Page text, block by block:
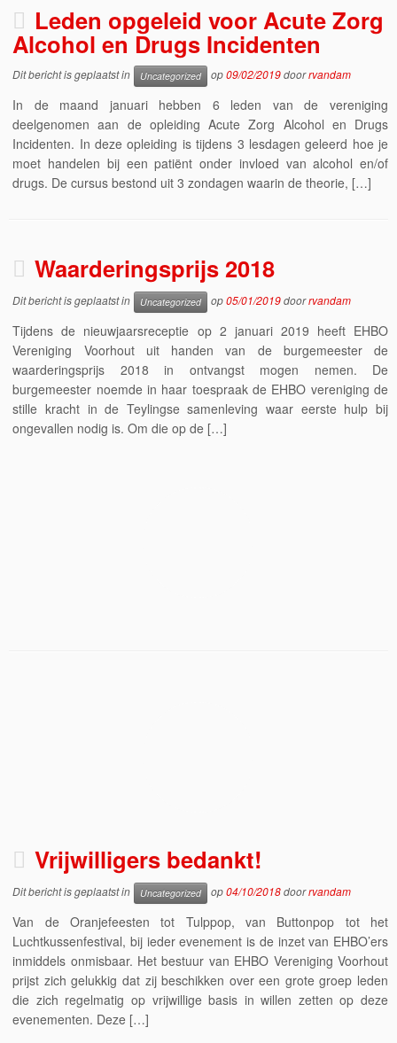
Leden opgeleid voor Acute Zorg
Alcohol en Drugs Incidenten
Dit bericht is geplaatst in Uncategorized op09/02/2019doorrvandam
In de maand januari hebben 6 leden van de vereniging
deelgenomen aan de opleiding Acute Zorg Alcohol en Drugs
Incidenten. In deze opleiding is tijdens 3 lesdagen geleerd hoe je
moet handelen bij een patiënt onder invloed van alcohol en/of
drugs. De cursus bestond uit 3 zondagen waarin de theorie, […]
Waarderingsprijs 2018
Dit bericht is geplaatst in Uncategorized op05/01/2019doorrvandam
Tijdens de nieuwjaarsreceptie op 2 januari 2019 heeft EHBO
Vereniging Voorhout uit handen van de burgemeester de
waarderingsprijs 2018 in ontvangst mogen nemen. De
burgemeester noemde in haar toespraak de EHBO vereniging de
stille kracht in de Teylingse samenleving waar eerste hulp bij
ongevallen nodig is. Om die op de […]
Vrijwilligers bedankt!
Dit bericht is geplaatst in Uncategorized op04/10/2018doorrvandam
Van de Oranjefeesten tot Tulppop, van Buttonpop tot het
Luchtkussenfestival, bij ieder evenement is de inzet van EHBO’ers
inmiddels onmisbaar. Het bestuur van EHBO Vereniging Voorhout
prijst zich gelukkig dat zij beschikken over een grote groep leden
die zich regelmatig op vrijwillige basis in willen zetten op deze
evenementen. Deze […]